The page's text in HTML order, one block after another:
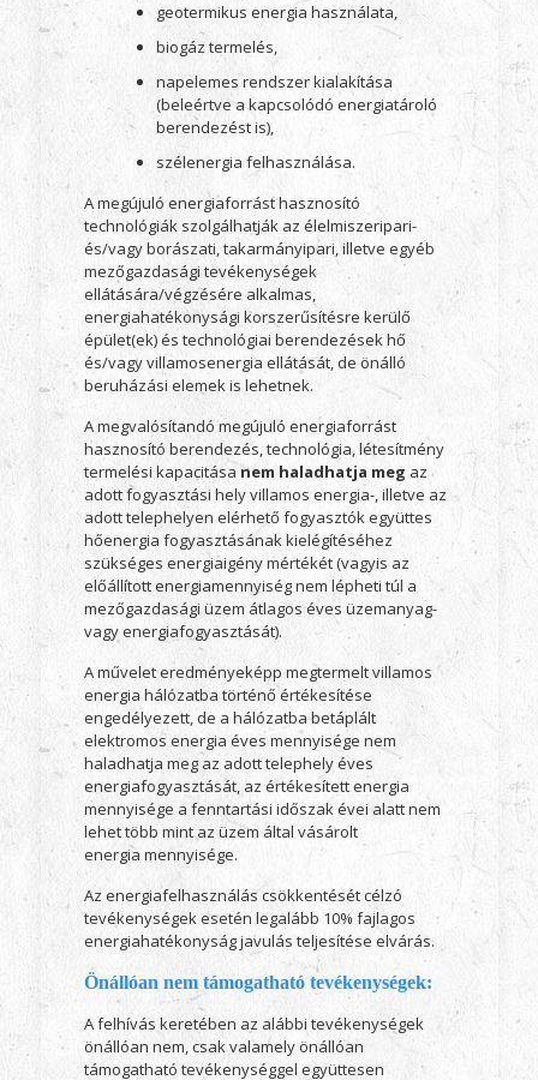
geotermikus energia használata,
biogáz termelés,
napelemes rendszer kialakítása
(beleértve a kapcsolódó energiatároló
berendezést is),
szélenergia felhasználása.
A megújuló energiaforrást hasznosító
technológiák szolgálhatják az élelmiszeripari-
és/vagy borászati, takarmányipari, illetve egyéb
mezőgazdasági tevékenységek
ellátására/végzésére alkalmas,
energiahatékonysági korszerűsítésre kerülő
épület(ek) és technológiai berendezések hő
és/vagy villamosenergia ellátását, de önálló
beruházási elemek is lehetnek.
A megvalósítandó megújuló energiaforrást
hasznosító berendezés, technológia, létesítmény
termelési kapacitásanem haladhatja meg az
adott fogyasztási hely villamos energia-, illetve az
adott telephelyen elérhető fogyasztók együttes
hőenergia fogyasztásának kielégítéséhez
szükséges energiaigény mértékét (vagyis az
előállított energiamennyiség nem lépheti túl a
mezőgazdasági üzem átlagos éves üzemanyag-
vagy energiafogyasztását).
A művelet eredményeképp megtermelt villamos
energia hálózatba történő értékesítése
engedélyezett, de a hálózatba betáplált
elektromos energia éves mennyisége nem
haladhatja meg az adott telephely éves
energiafogyasztását, az értékesített energia
mennyisége a fenntartási időszak évei alatt nem
lehet több mint az üzem által vásárolt
energia mennyisége.
Az energiafelhasználás csökkentését célzó
tevékenységek esetén legalább 10% fajlagos
energiahatékonyság javulás teljesítése elvárás.
Önállóan nem támogatható tevékenységek:
A felhívás keretében az alábbi tevékenységek
önállóan nem, csak valamely önállóan
támogatható tevékenységgel együttesen